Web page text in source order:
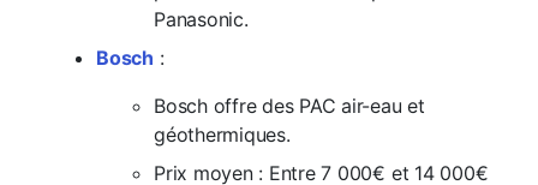
Panasonic.
Bosch :
Bosch offre des PAC air-eau et
géothermiques.
Prix moyen : Entre 7 000€ et 14 000€